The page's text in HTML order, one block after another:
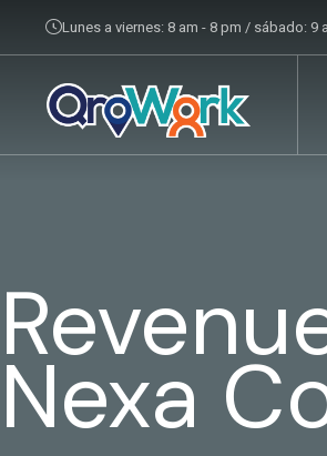
Lunes a viernes: 8 am - 8 pm / sábado: 9
Nexa